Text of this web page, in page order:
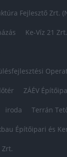
Fejlesztő Zrt.
Ke-Víz 21 Zrt.
ZÁÉV
iroda Terrán
Építőipari és
Zrt.